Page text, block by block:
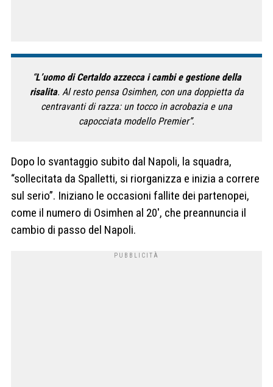
“L’uomo di Certaldo azzecca i cambi e gestione della
risalita. Al resto pensa Osimhen, con una doppietta da
centravanti di razza: un tocco in acrobazia e una
capocciata modello Premier”.
Dopo lo svantaggio subito dal Napoli, la squadra,
“sollecitata da Spalletti, si riorganizza e inizia a correre
sul serio”. Iniziano le occasioni fallite dei partenopei,
come il numero di Osimhen al 20′, che preannuncia il
cambio di passo del Napoli.